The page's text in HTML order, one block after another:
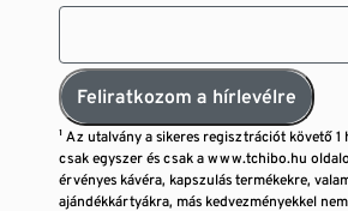
Feliratkozom a hírlevélre
¹ Az utalvány a sikeres regisztrációt követő 1
csak egyszer és csak a www.tchibo.hu
érvényes kávéra, kapszulás termékekre,
ajándékkártyákra, más kedvezményekkel